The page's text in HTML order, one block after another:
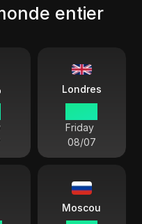
entier
Londres
Friday
08/07
Moscou